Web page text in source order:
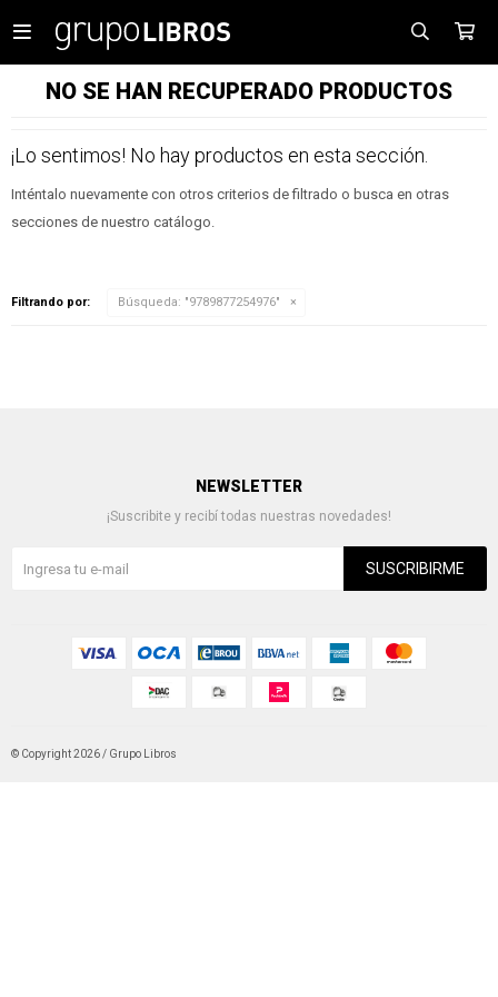

NO SE HAN RECUPERADO PRODUCTOS
¡Lo sentimos! No hay productos en esta sección.
Inténtalo nuevamente con otros criterios de filtrado o busca en otras
secciones de nuestro catálogo.
Filtrando por: Búsqueda: "9789877254976"
NEWSLETTER
¡Suscribite y recibí todas nuestras novedades!
SUSCRIBIRME
© Copyright 2026 / Grupo Libros